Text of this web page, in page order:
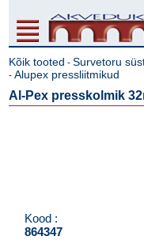
Kõik tooted -Survetoru
-Alupex pressliitmikud
Al-Pex presskolmik
Kood :
864347